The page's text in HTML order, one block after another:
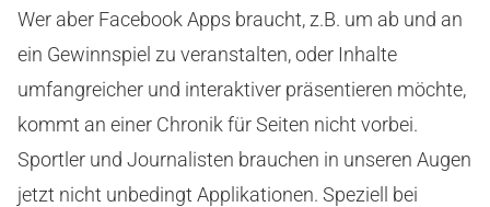
Wer aber Facebook Apps braucht, z.B. um ab und an
ein Gewinnspiel zu veranstalten, oder Inhalte
umfangreicher und interaktiver präsentieren möchte,
kommt an einer Chronik für Seiten nicht vorbei.
Sportler und Journalisten brauchen in unseren Augen
jetzt nicht unbedingt Applikationen. Speziell bei